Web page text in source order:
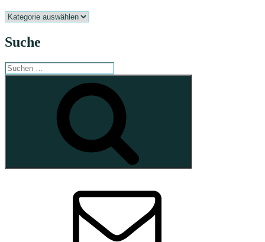
Kategorien
Suche
Suchen
nach: